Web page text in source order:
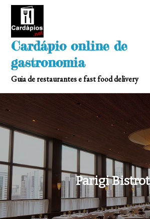
Skip
Cardápio online de
gastronomia
Guia de restaurantes e fast food delivery
Parigi Bistrot